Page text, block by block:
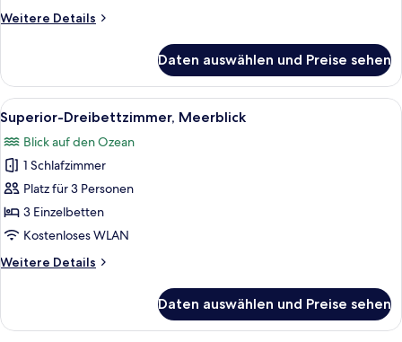
Meerblick
Weitere Details
Weitere
Doppel-
oder
-
Zweibettzimmer,
Meerblick
Daten auswählen und Preise sehen
Alle
Fotos
für
Superior-
Dreibettzimmer,
Meerblick
anzeigen
Ein Hotelzimmer mit Bett,
2
Superior-Dreibettzimmer, Meerblick
Blick auf den Ozean
1 Schlafzimmer
Platz für 3 Personen
3 Einzelbetten
Kostenloses WLAN
Weitere Details
Weitere
Dreibettzimmer,
Daten auswählen und Preise sehen